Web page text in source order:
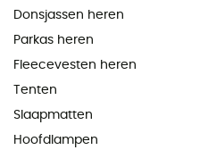
Donsjassen heren
Parkas heren
Fleecevesten heren
Tenten
Slaapmatten
Hoofdlampen